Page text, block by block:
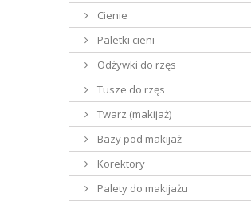
Cienie
Paletki cieni
Odżywki do rzęs
Tusze do rzęs
Twarz (makijaż)
Bazy pod makijaż
Korektory
Palety do makijażu